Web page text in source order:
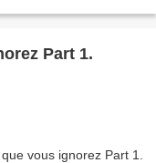
Part 1.